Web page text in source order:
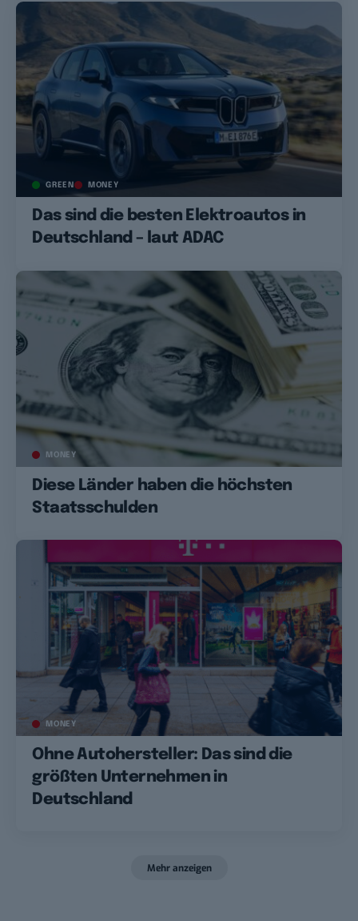
GREEN MONEY
Das sind die besten Elektroautos in
Deutschland – laut ADAC
MONEY
Diese Länder haben die höchsten
Staatsschulden
MONEY
Ohne Autohersteller: Das sind die
größten Unternehmen in
Deutschland
Mehr anzeigen